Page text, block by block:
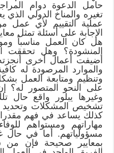
حامل الدعوة دوام
تغيره والمناخ الدولي
عملية التقييم لأي عمل
الإجابة على أسئلة تمثل
هل كان العمل مناسباً
المنشودة؟ وهل تحققت
أضيفت أعمال أخرى
والموارد المرصودة له
وتنظيم ومتابعة العمل
على النحو المتصور له؟
وغيرها يبلور واقع حال
تشخيص المشكلات وتحديد
كذلك يساعد في فهم مقدرات
مهاراتهم ومستواهم
مسؤولياتهم. أما في حال
بمعايير صحيحة فإن من